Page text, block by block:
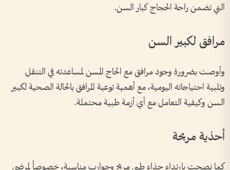
التي تضمن راحة الحجاج كبار السن.
مرافق لكبير السن
وأوصت بضرورة وجود مرافق مع الحاج المسن لمساعدته في التنقل
وتلبية احتياجاته اليومية، مع أهمية توعية المرافق بالحالة الصحية لكبير
السن وكيفية التعامل مع أي أزمة طبية محتملة.
أحذية مريحة